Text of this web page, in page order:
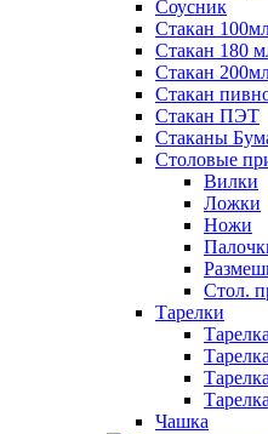
Соусник
Стакан
Стакан 180
Стакан
Стакан
Стакан ПЭТ
Стаканы
Столовые
Вилки
Ложки
Ножи
Стол.
Тарелки
Чашка